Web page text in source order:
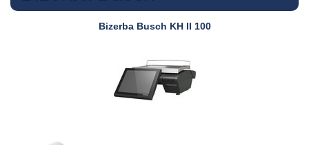
Bizerba Busch KH II 100